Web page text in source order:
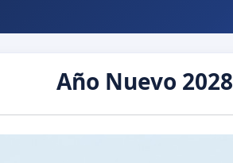
Año Nuevo 2028